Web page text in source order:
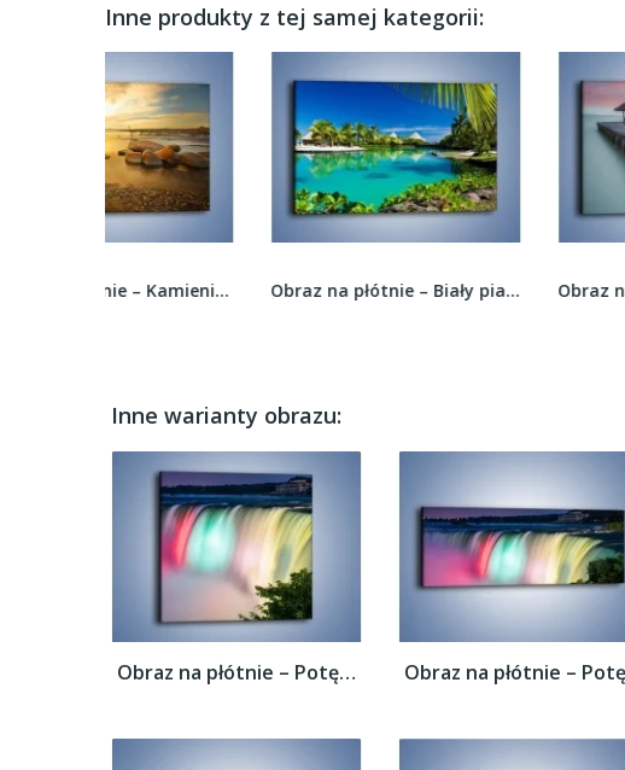
Inne produkty z tej samej kategorii:
Obraz na płótnie – Biały piasek i palmy –...
Inne warianty obrazu:
Obraz na płótnie – Potęga niagary –...